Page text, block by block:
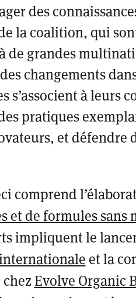
des
la coalition, qui
de grandes
changements
à leurs
pratiques
et défendre
comprend
et de formules sans
impliquent le
et la
Evolve Organic